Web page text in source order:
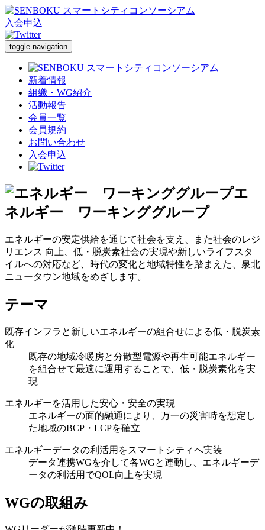
入会申込
toggle navigation
新着情報
組織・WG紹介
活動報告
会員一覧
会員規約
お問い合わせ
入会申込
エ
ネルギー ワーキンググループ
エネルギーの安定供給を通じて社会を支え、また社会のレジ
リエンス 向上、低・脱炭素社会の実現や新しいライフスタ
イルへの対応など、時代の変化と地域特性を踏まえた、泉北
ニュータウン地域をめざします。
テーマ
既存インフラと新しいエネルギーの組合せによる低・脱炭素
化
既存の地域冷暖房と分散型電源や再生可能エネルギー
を組合せて最適に運用することで、低・脱炭素化を実
現
エネルギーを活用した安心・安全の実現
エネルギーの面的融通により、万一の災害時を想定し
た地域のBCP・LCPを確立
エネルギーデータの利活用をスマートシティへ実装
データ連携WGを介して各WGと連動し、エネルギーデ
ータの利活用でQOL向上を実現
WGの取組み